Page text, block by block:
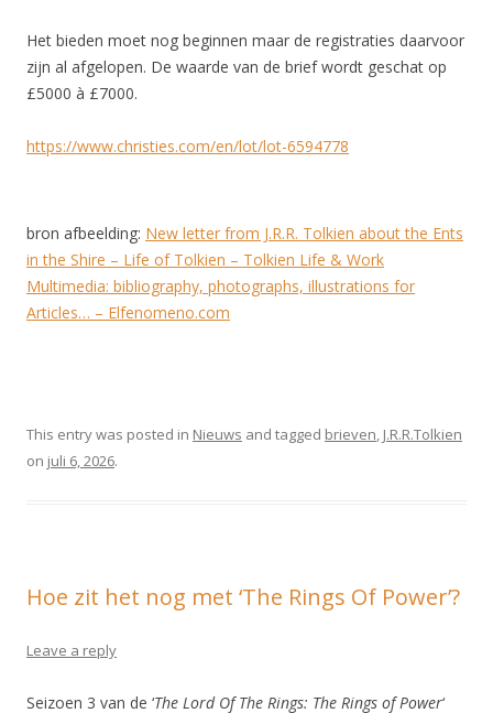
Het bieden moet nog beginnen maar de registraties daarvoor
zijn al afgelopen. De waarde van de brief wordt geschat op
£5000 à £7000.
https://www.christies.com/en/lot/lot-6594778
bron afbeelding: New letter from J.R.R. Tolkien about the Ents
in the Shire – Life of Tolkien – Tolkien Life & Work
Multimedia: bibliography, photographs, illustrations for
Articles… – Elfenomeno.com
This entry was posted in Nieuws and tagged brieven, J.R.R.Tolkien
on juli 6, 2026.
Hoe zit het nog met ‘The Rings Of Power’?
Leave a reply
Seizoen 3 van de ‘The Lord Of The Rings: The Rings of Power‘